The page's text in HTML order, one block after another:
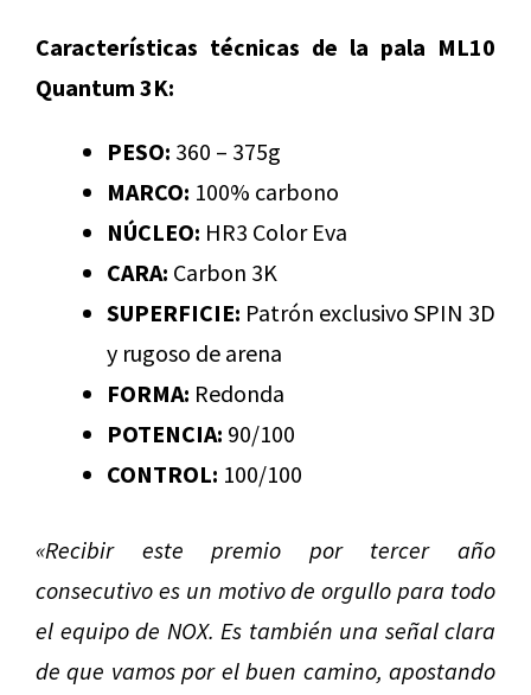
Características técnicas de la pala ML10
Quantum 3K:
PESO: 360 – 375g
MARCO: 100% carbono
NÚCLEO: HR3 Color Eva
CARA: Carbon 3K
SUPERFICIE: Patrón exclusivo SPIN 3D
y rugoso de arena
FORMA: Redonda
POTENCIA: 90/100
CONTROL: 100/100
«Recibir este premio por tercer año
consecutivo es un motivo de orgullo para todo
el equipo de NOX. Es también una señal clara
de que vamos por el buen camino, apostando